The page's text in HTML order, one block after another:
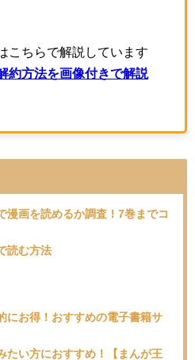
こちらで解説しています
約方法を画像付きで解説
漫画を読めるか調査！7巻までコ
読む方法
お得！おすすめの電子書籍サ
たい方におすすめ！【まんが王